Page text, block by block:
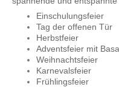
Einschulungsfeier
Tag der offenen Tür
Herbstfeier
Adventsfeier mit
Weihnachtsfeier
Karnevalsfeier
Frühlingsfeier